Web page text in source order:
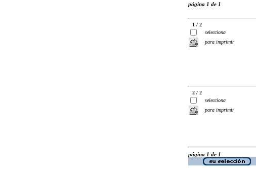
página 1 de 1
1 / 2
selecciona
para imprimir
2 / 2
selecciona
para imprimir
página 1 de 1